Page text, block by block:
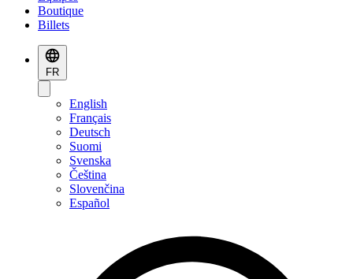
Boutique
Billets
FR
English
Français
Deutsch
Suomi
Svenska
Čeština
Slovenčina
Español